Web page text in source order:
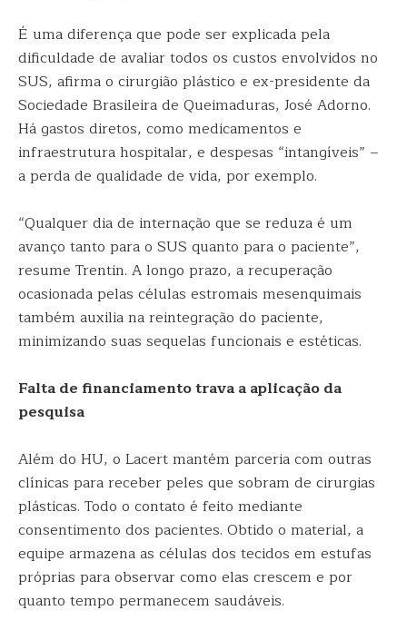
É uma diferença que pode ser explicada pela
dificuldade de avaliar todos os custos envolvidos no
SUS, afirma o cirurgião plástico e ex-presidente da
Sociedade Brasileira de Queimaduras, José Adorno.
Há gastos diretos, como medicamentos e
infraestrutura hospitalar, e despesas “intangíveis” –
a perda de qualidade de vida, por exemplo.
“Qualquer dia de internação que se reduza é um
avanço tanto para o SUS quanto para o paciente”,
resume Trentin. A longo prazo, a recuperação
ocasionada pelas células estromais mesenquimais
também auxilia na reintegração do paciente,
minimizando suas sequelas funcionais e estéticas.
Falta de financiamento trava a aplicação da
pesquisa
Além do HU, o Lacert mantém parceria com outras
clínicas para receber peles que sobram de cirurgias
plásticas. Todo o contato é feito mediante
consentimento dos pacientes. Obtido o material, a
equipe armazena as células dos tecidos em estufas
próprias para observar como elas crescem e por
quanto tempo permanecem saudáveis.